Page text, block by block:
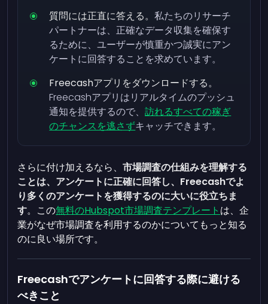
質問には正直に答える。私たちのリサーチ
パートナーは、正確なデータ収集を確保す
るために、ユーザーが慎重かつ誠実にアン
ケートに回答することを求めています。
Freecashアプリをダウンロードする。
Freecashアプリはリアルタイムのプッシュ
通知を提供するので、訪れるすべての稼ぎ
のチャンスを逃さずキャッチできます。
さらに付け加えるなら、市場調査の仕組みを理解する
ことは、アンケートに正確に回答し、Freecashでよ
り多くのアンケートを獲得するのに大いに役立ちま
す。この無料のHubspot市場調査テンプレート は、企
業がなぜ市場調査を利用するのかについてもっと知る
のに良い場所です。
Freecashでアンケートに回答する際に避ける
べきこと